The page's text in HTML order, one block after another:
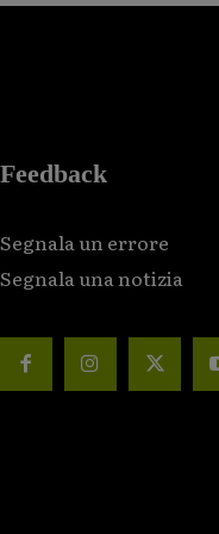
Feedback
Segnala un errore
Segnala una notizia